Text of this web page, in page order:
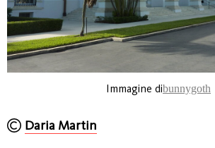
Immagine dibunnygoth
Daria Martin